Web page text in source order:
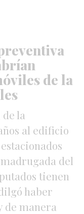
de la
la
al edificio
del
tienen
haber
de manera